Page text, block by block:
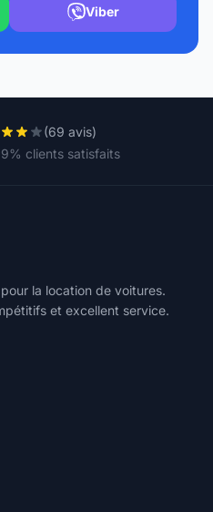
Viber
(69 avis)
clients satisfaits
la location de voitures.
et excellent service.